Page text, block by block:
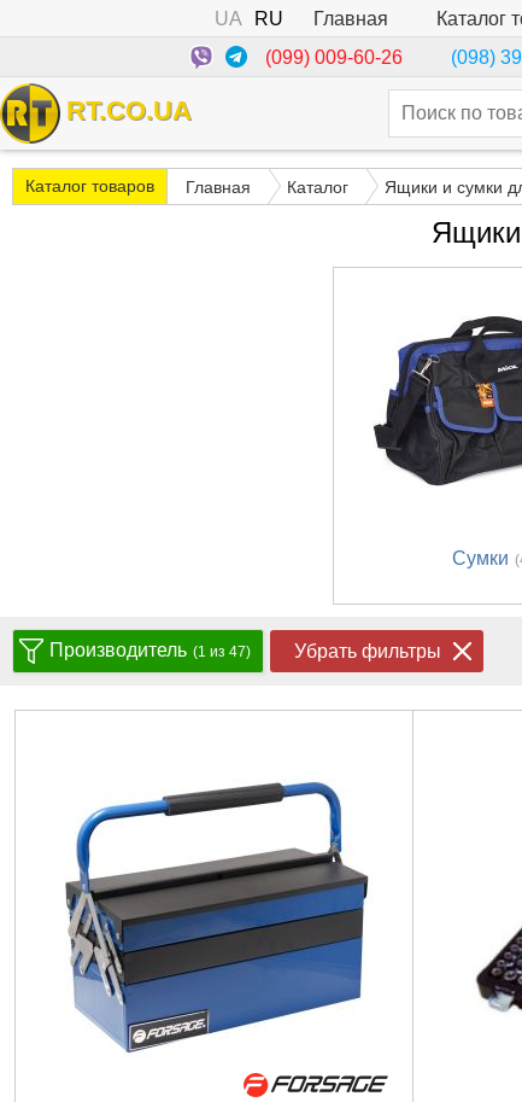
UA RU Главная Каталог
(099) 009-60-26
(098)
RT.CO.UA
Каталог товаров Главная Каталог Ящики и сумки
Ящики
Сумки
Производитель (1 из 47) Убрать фильтры